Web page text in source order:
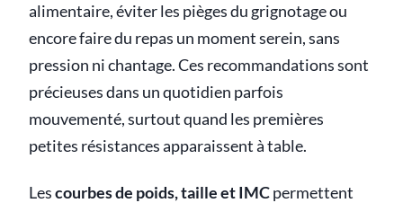
alimentaire, éviter les pièges du grignotage ou
encore faire du repas un moment serein, sans
pression ni chantage. Ces recommandations sont
précieuses dans un quotidien parfois
mouvementé, surtout quand les premières
petites résistances apparaissent à table.
Lescourbes de poids, taille et IMCpermettent